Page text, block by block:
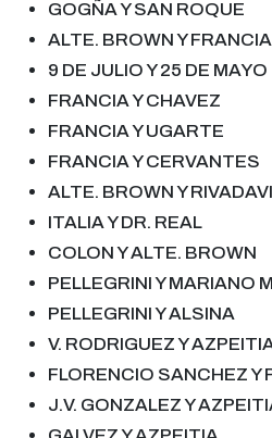
GOGÑA Y SAN ROQUE
ALTE. BROWN Y FRANCIA
9 DE JULIO Y 25 DE MAYO
FRANCIA Y CHAVEZ
FRANCIA Y UGARTE
FRANCIA Y CERVANTES
ALTE. BROWN Y
ITALIA Y DR. REAL
COLON Y ALTE. BROWN
PELLEGRINI Y MARIANO M
PELLEGRINI Y ALSINA
V. RODRIGUEZ Y
FLORENCIO SANCHEZ Y
J.V. GONZALEZ Y